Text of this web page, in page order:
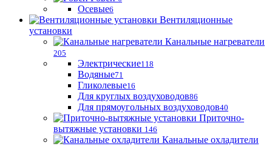
Осевые6
Вентиляционные
установки
Канальные нагреватели
205
Электрические118
Водяные71
Гликолевые16
Для круглых воздуховодов86
Для прямоугольных воздуховодов40
Приточно-
вытяжные установки 146
Канальные охладители